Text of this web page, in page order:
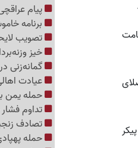
پیام
برنامه
تصویب
خیز
گمانه‌زنی
عیادت
حمله یمن
تداوم فشار
تصادف
حمله